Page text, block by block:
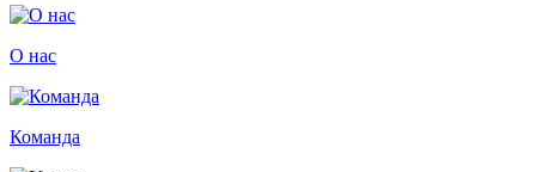
О нас
Команда